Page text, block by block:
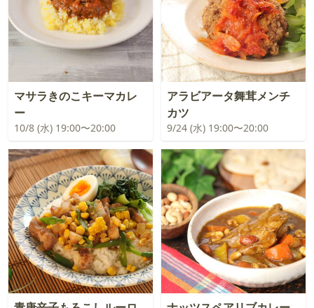
マサラきのこキーマカレ
ー
10/8 (水) 19:00〜20:00
アラビアータ舞茸メンチ
カツ
9/24 (水) 19:00〜20:00